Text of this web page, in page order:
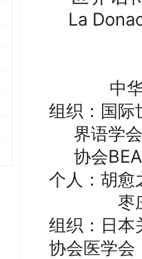
La
中
组织：国际
界语学
协会
个人：胡愈
枣
组织：日本
协会医学会